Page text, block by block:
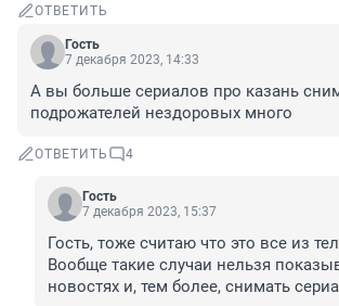
ОТВЕТИТЬ
Гость
7 декабря 2023, 14:33
А вы больше сериалов про казань
подрожателей нездоровых много
ОТВЕТИТЬ 4
Гость
7 декабря 2023, 15:37
Гость, тоже считаю что это все из
Вообще такие случаи нельзя
новостях и, тем более, снимать